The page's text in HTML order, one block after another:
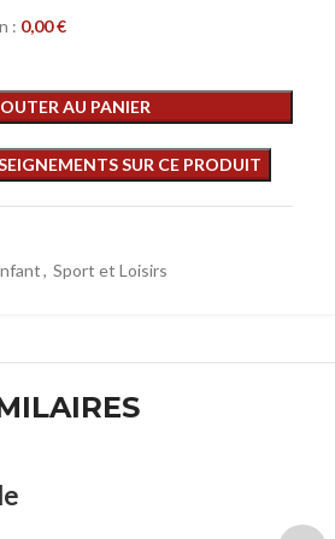
: 0,00€
AU PANIER
, Sport et Loisirs